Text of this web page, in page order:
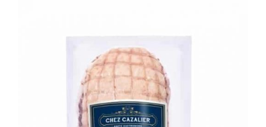
MAGRETS DE CANARD
CONFITS DE CANARD